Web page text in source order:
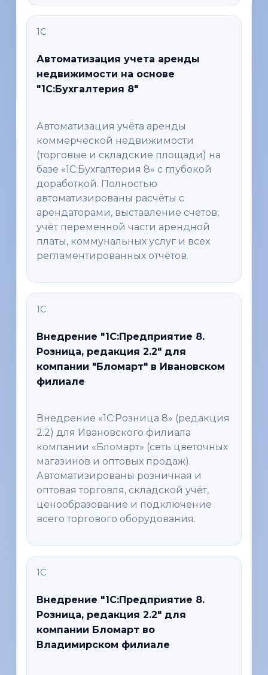
1С
Автоматизация учета аренды
недвижимости на основе
"1С:Бухгалтерия 8"
Автоматизация учёта аренды
коммерческой недвижимости
(торговые и складские площади) на
базе «1С:Бухгалтерия 8» с глубокой
доработкой. Полностью
автоматизированы расчёты с
арендаторами, выставление счетов,
учёт переменной части арендной
платы, коммунальных услуг и всех
регламентированных отчётов.
1С
Внедрение "1C:Предприятие 8.
Розница, редакция 2.2" для
компании "Бломарт" в Ивановском
филиале
Внедрение «1С:Розница 8» (редакция
2.2) для Ивановского филиала
компании «Бломарт» (сеть цветочных
магазинов и оптовых продаж).
Автоматизированы розничная и
оптовая торговля, складской учёт,
ценообразование и подключение
всего торгового оборудования.
1С
Внедрение "1C:Предприятие 8.
Розница, редакция 2.2" для
компании Бломарт во
Владимирском филиале